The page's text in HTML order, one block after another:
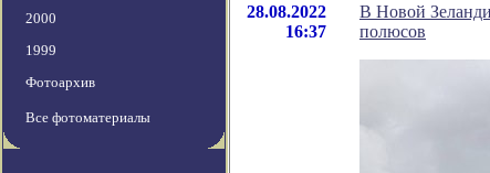
2000
1999
Фотоархив
Все фотоматериалы
28.08.2022
16:37
В Новой
полюсов